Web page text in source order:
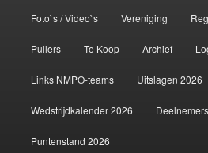
Foto`s / Video`s Vereniging
Pullers Te Koop Archief
Links NMPO-teams Uitslagen 2026
Wedstrijdkalender 2026
Puntenstand 2026